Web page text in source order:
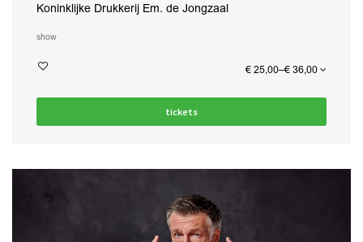
Koninklijke Drukkerij Em. de Jongzaal
show
€ 25,00–€ 36,00
tickets